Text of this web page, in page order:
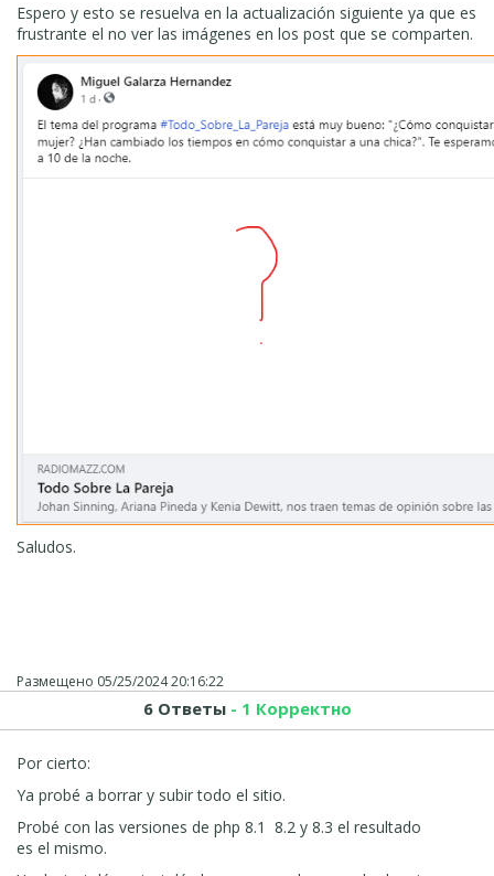
Espero y esto se resuelva en la actualización siguiente ya que es
frustrante el no ver las imágenes en los post que se comparten.
Saludos.
Размещено 05/25/2024 20:16:22
6 Ответы- 1 Корректно
Por cierto:
Ya probé a borrar y subir todo el sitio.
Probé con las versiones de php 8.1 8.2 y 8.3 el resultado
es el mismo.